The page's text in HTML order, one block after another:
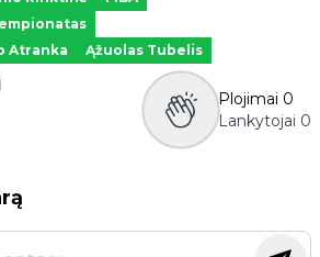
Atranka
Ąžuolas Tubelis
Plojimai 0
Lankytojai 0